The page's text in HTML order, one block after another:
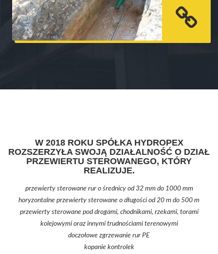
W 2018 ROKU SPÓŁKA HYDROPEX
ROZSZERZYŁA SWOJĄ DZIAŁALNOŚĆ O DZIAŁ
PRZEWIERTU STEROWANEGO, KTÓRY
REALIZUJE.
przewierty sterowane rur o średnicy od 32 mm do 1000 mm
horyzontalne przewierty sterowane o długości od 20 m do 500 m
przewierty sterowane pod drogami, chodnikami, rzekami, torami
kolejowymi oraz innymi trudnościami terenowymi
doczołowe zgrzewanie rur PE
kopanie kontrolek